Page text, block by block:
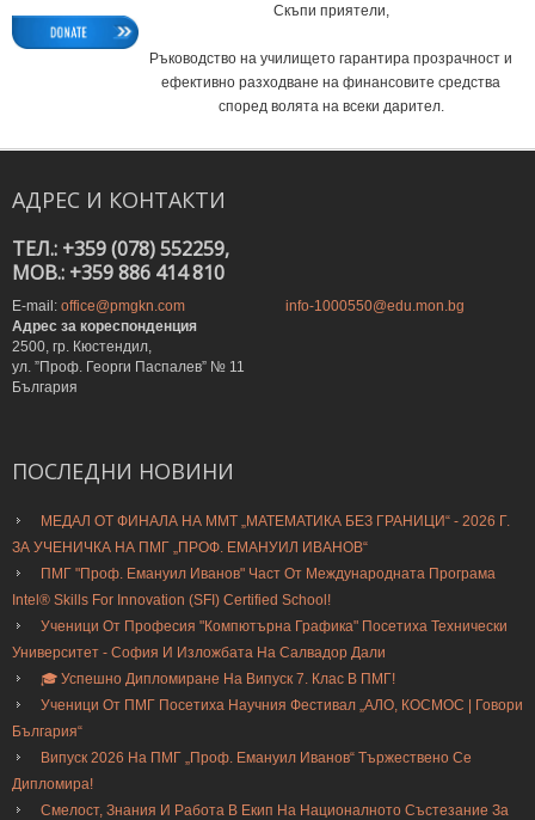
Скъпи приятели,
Ръководство на училището гарантира прозрачност и
ефективно разходване на финансовите средства
според волята на всеки дарител.
АДРЕС И КОНТАКТИ
ТЕЛ.: +359 (078) 552259,
MOB.: +359 886 414 810
E-mail: office@pmgkn.com
info-1000550@edu.mon.bg
Адрес за кореспонденция
2500, гр. Кюстендил,
ул. ”Проф. Георги Паспалев” № 11
България
ПОСЛЕДНИ НОВИНИ
МЕДАЛ ОТ ФИНАЛА НА ММТ „МАТЕМАТИКА БЕЗ ГРАНИЦИ“ - 2026 Г.
ЗА УЧЕНИЧКА НА ПМГ „ПРОФ. ЕМАНУИЛ ИВАНОВ“
ПМГ "Проф. Емануил Иванов" Част От Международната Програма
Intel® Skills For Innovation (SFI) Certified School!
Ученици От Професия "Компютърна Графика" Посетиха Технически
Университет - София И Изложбата На Салвадор Дали
🎓 Успешно Дипломиране На Випуск 7. Клас В ПМГ!
Ученици От ПМГ Посетиха Научния Фестивал „АЛО, КОСМОС | Говори
България“
Випуск 2026 На ПМГ „Проф. Емануил Иванов“ Тържествено Се
Дипломира!
Смелост, Знания И Работа В Екип На Националното Състезание За